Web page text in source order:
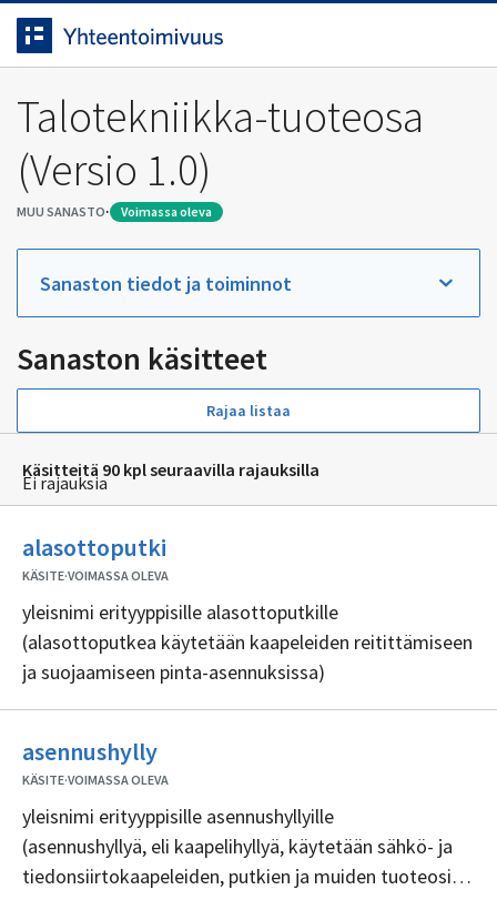
Siirrytty
sivulle
Siirry suoraan sisältöön.
Talotekniikka-tuoteosa
(Versio 1.0)
MUU SANASTO· voimassa oleva
Sanaston tiedot ja toiminnot
Sanaston käsitteet
Rajaa listaa
Käsitteitä 90 kpl seuraavilla rajauksilla
Ei rajauksia
alasottoputki
sisällöntuottajia
KÄSITE·VOIMASSA OLEVA
yleisnimi erityyppisille alasottoputkille
(alasottoputkea käytetään kaapeleiden reitittämiseen
ja suojaamiseen pinta-asennuksissa)
asennushyllyEi
sisällöntuottajia
KÄSITE·VOIMASSA OLEVA
yleisnimi erityyppisille asennushyllyille
(asennushyllyä, eli kaapelihyllyä, käytetään sähkö- ja
tiedonsiirtokaapeleiden, putkien ja muiden tuoteosien